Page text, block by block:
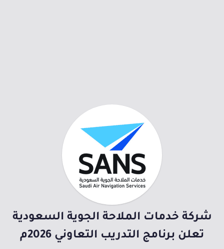
شركة خدمات الملاحة الجوية السعودية
تعلن برنامج التدريب التعاوني 2026م